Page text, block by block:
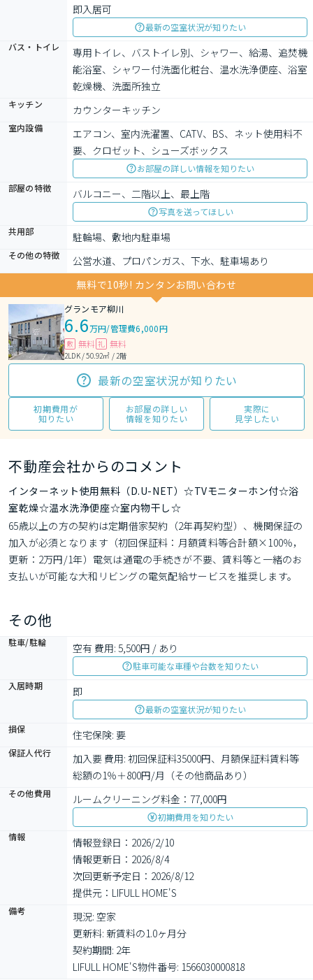
即入居可
最新の空室状況が知りたい
バス・トイレ
専用トイレ、バストイレ別、シャワー、給湯、追焚機
能浴室、シャワー付洗面化粧台、温水洗浄便座、浴室
乾燥機、洗面所独立
キッチン カウンターキッチン
室内設備
エアコン、室内洗濯置、CATV、BS、ネット使用料不
要、クロゼット、シューズボックス
お部屋の詳しい情報を知りたい
部屋の特徴
バルコニー、二階以上、最上階
写真を送ってほしい
共用部
駐輪場、敷地内駐車場
その他の特徴
公営水道、プロパンガス、下水、駐車場あり
無料で10秒! カンタンお問い合わせ
グランモア柳川
6.6万円/管理費6,000円
敷 無料 礼 無料
2LDK / 50.92㎡ / 2階
最新の空室状況が知りたい
初期費用が
知りたい
お部屋の詳しい
情報を知りたい
実際に
見学したい
不動産会社からのコメント
インターネット使用無料（D.U-NET）☆TVモニターホン付☆浴
室乾燥☆温水洗浄便座☆室内物干し☆
65歳以上の方の契約は定期借家契約（2年再契約型）、機関保証の
加入が必須となります（初回保証料：月額賃料等合計額×100％，
更新：2万円/1年）電気は通電の手続きが不要、賃料等と一緒のお
支払いが可能な大和リビングの電気配給サービスを推奨します。
その他
駐車/駐輪 空有 費用: 5,500円 / あり
駐車可能な車種や台数を知りたい
入居時期
即
最新の空室状況が知りたい
損保
住宅保険: 要
保証人代行
加入要 費用: 初回保証料35000円、月額保証料賃料等
総額の1％＋800円/月（その他商品あり）
その他費用 ルームクリーニング料金：77,000円
初期費用を知りたい
情報
情報登録日：2026/2/10
情報更新日：2026/8/4
次回更新予定日：2026/8/12
提供元：LIFULL HOME'S
備考
現況: 空家
更新料: 新賃料の1.0ヶ月分
契約期間: 2年
LIFULL HOME'S物件番号: 1566030000818